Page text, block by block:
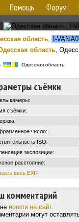
Помощь Форум
область, I-VAN
область,
· Одесская область
съёмки
камеры:
съёмки:
число:
ISO:
экспозиции:
расстояние:
весь EXIF
комментарий
вошли на сайт.
могут